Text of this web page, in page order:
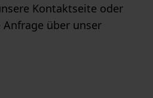
Kontaktseite oder
Anfrage über unser